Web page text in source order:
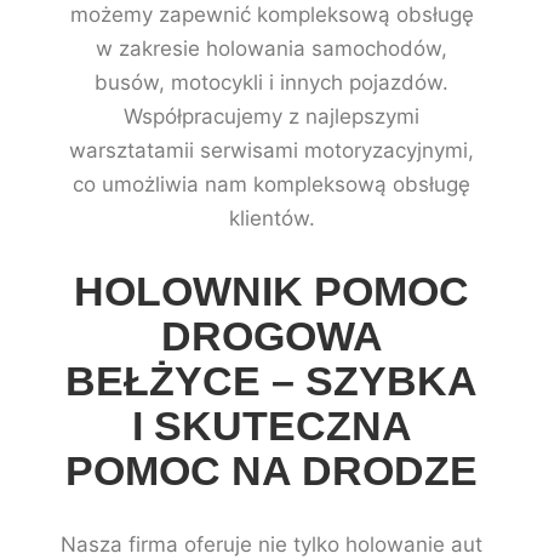
możemy zapewnić kompleksową obsługę
w zakresie holowania samochodów,
busów, motocykli i innych pojazdów.
Współpracujemy z najlepszymi
warsztatamii serwisami motoryzacyjnymi,
co umożliwia nam kompleksową obsługę
klientów.
HOLOWNIK POMOC
DROGOWA
BEŁŻYCE – SZYBKA
I SKUTECZNA
POMOC NA DRODZE
Nasza firma oferuje nie tylko holowanie aut